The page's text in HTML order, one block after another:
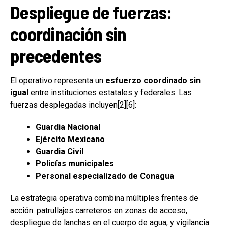
Despliegue de fuerzas:
coordinación sin
precedentes
El operativo representa un esfuerzo coordinado sin
igual entre instituciones estatales y federales. Las
fuerzas desplegadas incluyen[2][6]:
Guardia Nacional
Ejército Mexicano
Guardia Civil
Policías municipales
Personal especializado de Conagua
La estrategia operativa combina múltiples frentes de
acción: patrullajes carreteros en zonas de acceso,
despliegue de lanchas en el cuerpo de agua, y vigilancia